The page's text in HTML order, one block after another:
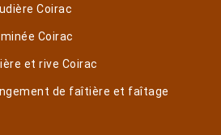
Coirac
Coirac
et rive Coirac
de faîtière et faîtage